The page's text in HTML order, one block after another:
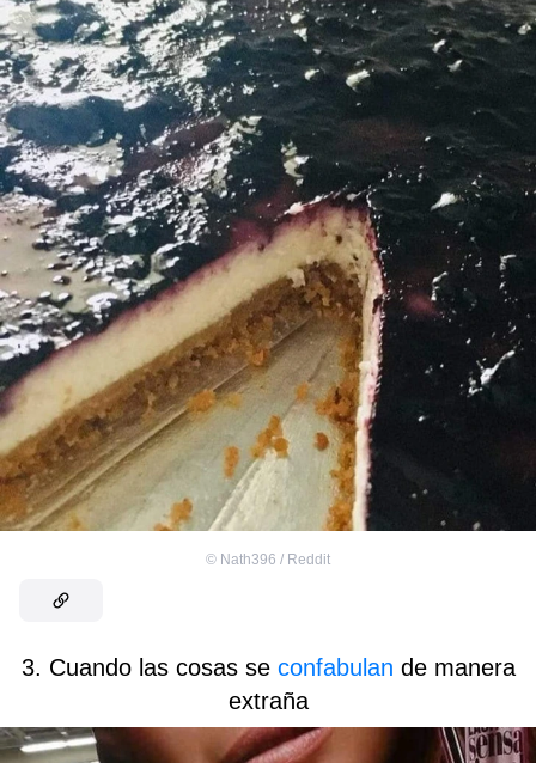
© Nath396 / Reddit
3. Cuando las cosas se confabulan de manera
extraña